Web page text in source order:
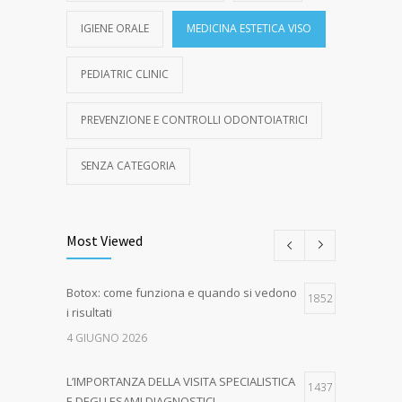
IGIENE ORALE MEDICINA ESTETICA VISO
PEDIATRIC CLINIC
PREVENZIONE E CONTROLLI ODONTOIATRICI
SENZA CATEGORIA
Most Viewed
Botox: come funziona e quando si vedono
i risultati
1852
4 GIUGNO 2026
L’IMPORTANZA DELLA VISITA SPECIALISTICA
1437